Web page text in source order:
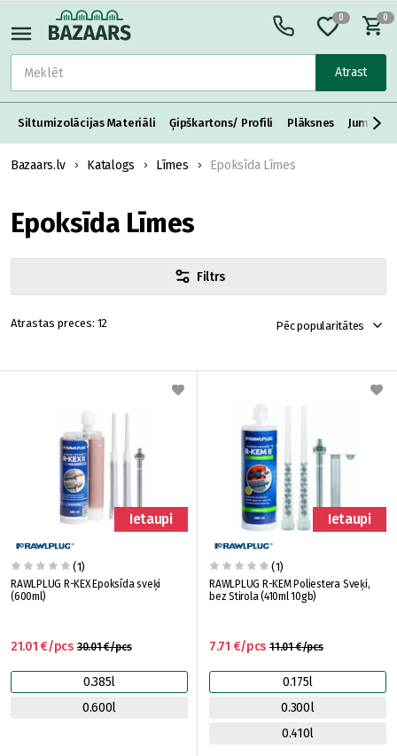
Atrast
0 0
Siltumizolācijas Materiāli Ģipškartons/ Profili Plāksnes Jumta
Bazaars.lv Katalogs Līmes Epoksīda Līmes
Epoksīda Līmes
Filtrs
12 Pēc popularitātes
Ietaupi
(1)
RAWLPLUG R-KEX Epoksīda sveķi
(600ml)
30.01 €/pcs
21.01 €/pcs
0.385l
0.600l
Ietaupi
(1)
RAWLPLUG R-KEM Poliestera Sveķi,
bez Stirola (410ml 10gb)
11.01 €/pcs
7.71 €/pcs
0.175l
0.300l
0.410l